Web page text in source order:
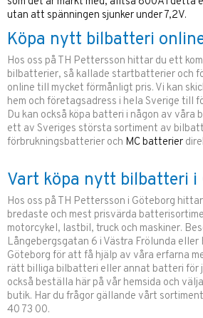
utan att spänningen sjunker under 7,2V.
Köpa nytt bilbatteri
Hos oss på TH Pettersson hittar du ett
bilbatterier, så kallade startbatterier och
online till mycket förmånligt pris. Vi kan
hem och företagsadress i hela Sverige till
Du kan också köpa batteri i någon av våra
ett av Sveriges största sortiment av
förbrukningsbatterier och MC batterier
Vart köpa nytt bilbatteri i
Hos oss på TH Pettersson i Göteborg
bredaste och mest prisvärda
motorcykel, lastbil, truck och maskiner.
Långebergsgatan 6 i Västra Frölunda eller
Göteborg för att få hjälp av våra erfarna
rätt billiga bilbatteri eller annat batteri för
också beställa här på vår hemsida och
butik. Har du frågor gällande vårt
40 73 00.